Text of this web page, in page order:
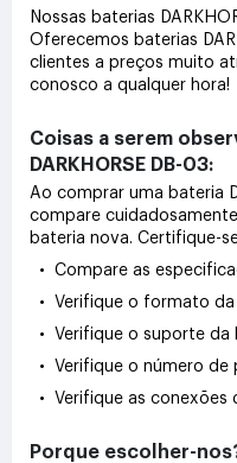
Nossas baterias
Oferecemos baterias
clientes a preços muito
conosco a qualquer hora!
Coisas a serem
DARKHORSE DB-03:
Ao comprar uma bateria
compare
bateria nova. Certifique-
• Compare as
• Verifique o formato da
• Verifique o suporte da
• Verifique o número de
• Verifique as conexões
Porque escolher-